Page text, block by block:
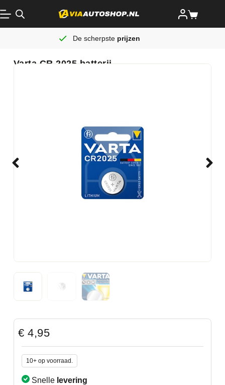
De scherpste prijzen
Varta CR 2025 batterij
€ 4,95
10+ op voorraad.
Snelle levering